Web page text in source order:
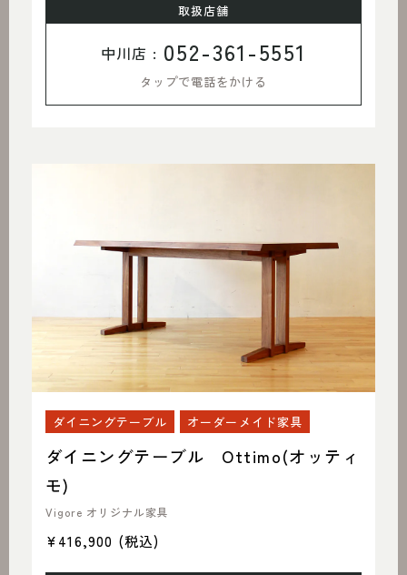
取扱店舗
中川店 : 052-361-5551
タップで電話をかける
ダイニングテーブル オーダーメイド家具
ダイニングテーブル Ottimo(オッティ
モ)
Vigore オリジナル家具
¥416,900 (税込)